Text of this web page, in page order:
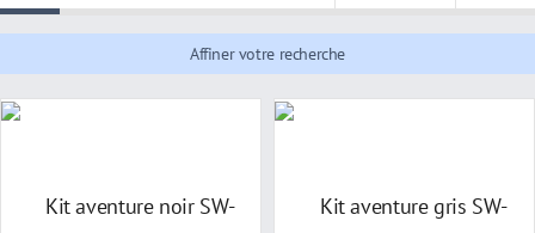
Affiner votre recherche